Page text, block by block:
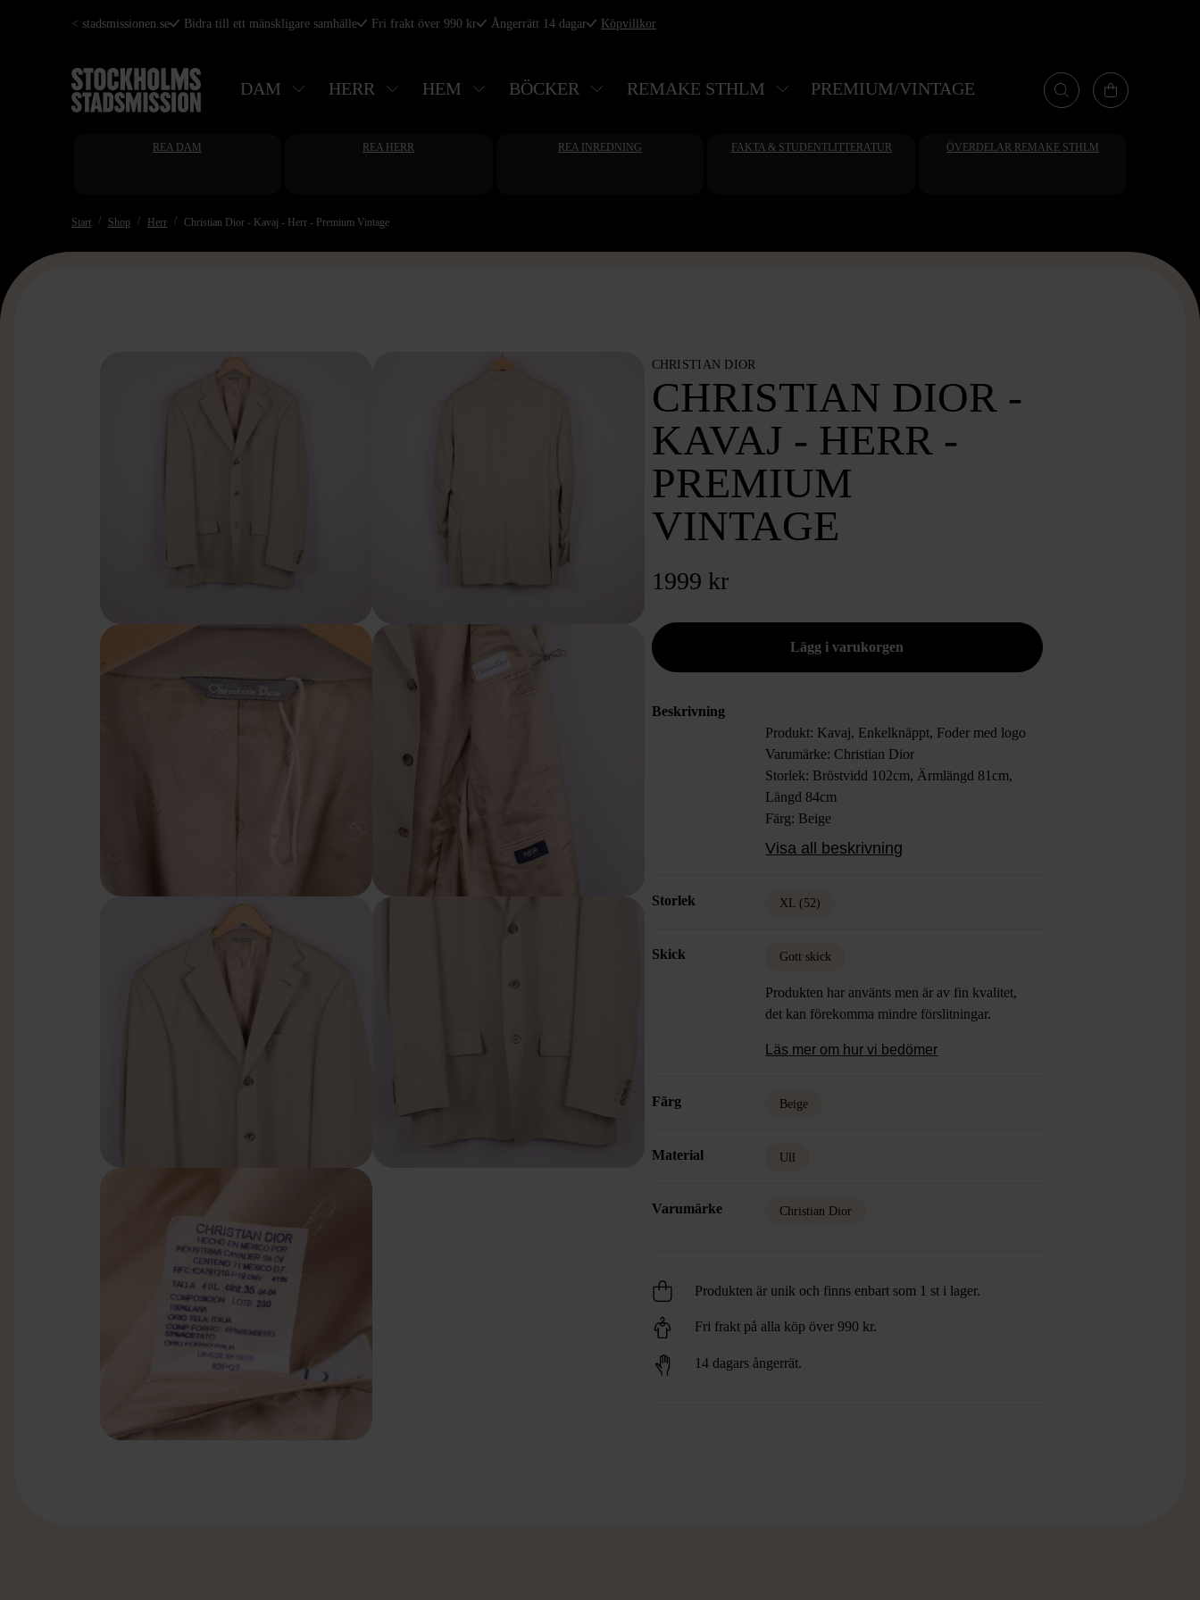
Hoppa
huvudinnehåll
< stadsmissionen.se Bidra till ett mänskligare samhälle Fri frakt över 990 kr Ångerrätt 14 dagar Köpvillkor
DAM HERR HEM BÖCKER REMAKE STHLM PREMIUM/VINTAGE
REA DAM REA HERR REA INREDNING FAKTA & STUDENTLITTERATUR ÖVERDELAR REMAKE STHLM
Start Shop Herr Christian Dior - Kavaj - Herr - Premium Vintage
CHRISTIAN DIOR
CHRISTIAN DIOR -
KAVAJ - HERR -
PREMIUM
VINTAGE
1999 kr
Beskrivning
Produkt: Kavaj, Enkelknäppt, Foder med logo
Varumärke: Christian Dior
Storlek: Bröstvidd 102cm, Ärmlängd 81cm,
Längd 84cm
Färg: Beige
Material: 100% Ull, Foder 100% Acetat
Visa all beskrivning
Storlek XL (52)
Skick Gott skick
Produkten har använts men är av fin kvalitet,
det kan förekomma mindre förslitningar.
Läs mer om hur vi bedömer
Färg Beige
Material Ull
Varumärke Christian Dior
Produkten är unik och finns enbart som 1 st i lager.
Fri frakt på alla köp över 990 kr.
14 dagars ångerrät.